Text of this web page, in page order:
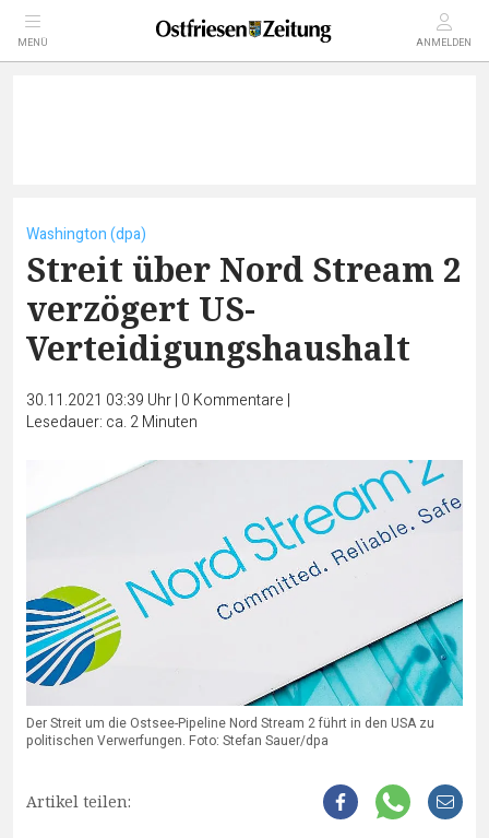
MENÜ ANMELDEN
Washington (dpa)
Streit über Nord Stream 2
verzögert US-
Verteidigungshaushalt
30.11.2021 03:39 Uhr| 0 Kommentare |
Lesedauer: ca. 2 Minuten
Der Streit um die Ostsee-Pipeline Nord Stream 2 führt in den USA zu
politischen Verwerfungen. Foto: Stefan Sauer/dpa
Artikel teilen: